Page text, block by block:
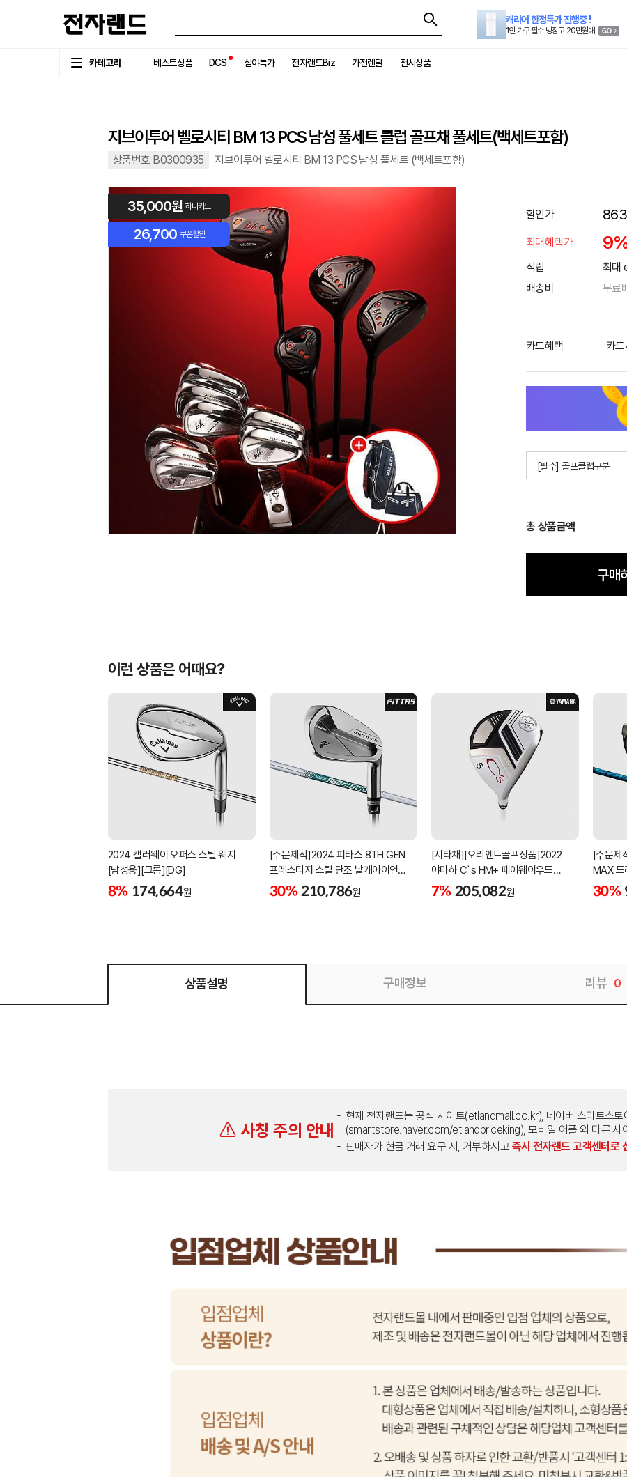
캐리어 한정특가 진행중 !
1인 가구 필수 냉장고 20만원대
카테고리 베스트상품 DCS 심야특가 전자랜드Biz 가전렌탈 전시상품
지브이투어 벨로시티 BM 13 PCS 남성 풀세트 클럽 골프채 풀세트(백세트포함)
상품번호 B0300935 지브이투어 벨로시티 BM 13 PCS 남성 풀세트 (백세트포함)
35,000원 하나카드
26,700 쿠폰할인
할인가
최대혜택가
적립 최대
배송비 무료
카드혜택 카
[필수] 골프클럽구분
총 상품금액
구매
이런 상품은 어때요?
2024 캘러웨이 오퍼스 스틸 웨지
[남성용][크롬][DG]
8% 174,664원
[주문제작]2024 피타스 8TH GEN
프레스티지 스틸 단조 낱개아이언
[남성용][4번][NSPRO950GH NEO]
30% 210,786원
[시타채][오리엔트골프정품]2022
야마하 C`s HM+ 페어웨이우드
[여성용][화이트][C`s HM+
7% 205,082원
[주문제
MAX 드
NX]
30%
상품설명 구매정보 리뷰 0
사칭 주의 안내
현재 전자랜드는 공식 사이트(etlandmall.co.kr), 네이버 스마트스토
(smartstore.naver.com/etlandpriceking), 모바일 어플 외 다른 사
판매자가 현금 거래 요구 시, 거부하시고 즉시 전자랜드 고객센터로